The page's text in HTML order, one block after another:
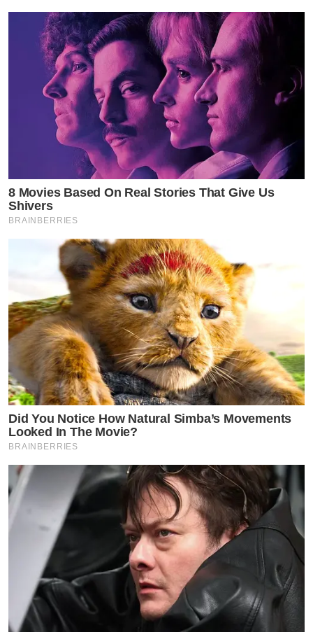
8 Movies Based On Real Stories That Give Us
Shivers
BRAINBERRIES
Did You Notice How Natural Simba’s Movements
Looked In The Movie?
BRAINBERRIES